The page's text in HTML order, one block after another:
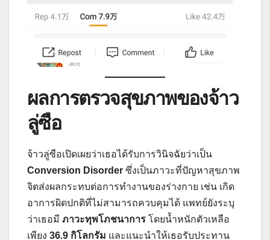
ผลการตรวจสุขภาพของจ้าว
ลู่ซือ
จ้าวลู่ซือเปิดเผยว่าเธอได้รับการวินิจฉัยว่าเป็น
Conversion Disorder ซึ่งเป็นภาวะที่ปัญหาสุขภาพ
จิตส่งผลกระทบต่อการทำงานของร่างกาย เช่น เกิด
อาการผิดปกติที่ไม่สามารถควบคุมได้ แพทย์ยังระบุ
ว่าเธอมี ภาวะทุพโภชนาการ โดยน้ำหนักตัวเหลือ
เพียง 36.9 กิโลกรัม และแนะนำให้เธอรับประทาน